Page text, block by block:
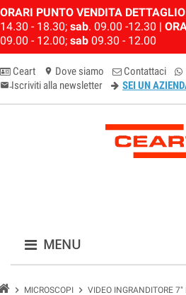
ORARI PUNTO VENDITA
14.30 - 18.30; sab. 09.00 -12.30 |
09.00 - 12.00; sab 09.30 - 12.00
Ceart location_on Dove siamo Contattaci
email-newsletter
Iscriviti alla newsletter SEI UN
MENU
chevron_right MICROSCOPI chevron_right VIDEO INGRANDITORE 7"